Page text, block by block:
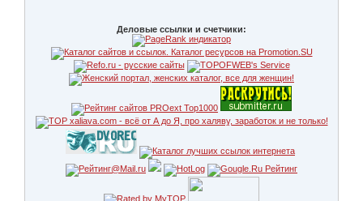
Деловые ссылки и счетчики: